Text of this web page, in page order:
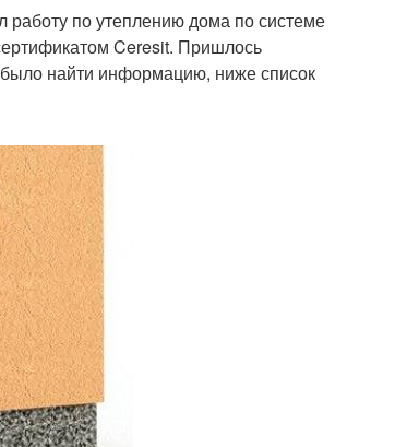
работу по утеплению дома по системе
Ceresit. Пришлось
найти информацию, ниже список